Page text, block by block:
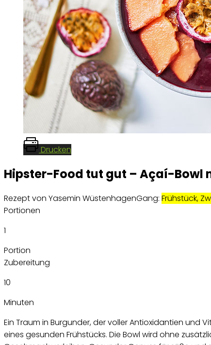
Drucken
Hipster-Food tut gut – Açaí-Bowl
Rezept von Yasemin WüstenhagenGang: Frühstück,
Portionen
1
Portion
Zubereitung
10
Minuten
Ein Traum in Burgunder, der voller Antioxidantien und
eines gesunden Frühstücks. Die Bowl wird ohne